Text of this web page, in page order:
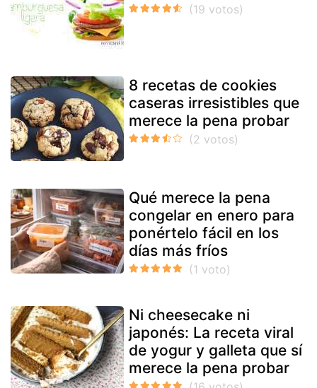
8 recetas de cookies
caseras irresistibles que
merece la pena probar
Qué merece la pena
congelar en enero para
ponértelo fácil en los
días más fríos
Ni cheesecake ni
japonés: La receta viral
de yogur y galleta que sí
merece la pena probar